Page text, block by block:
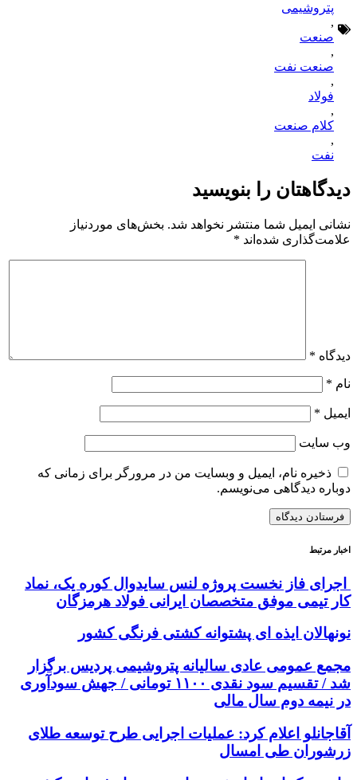
پتروشیمی
,
صنعت
,
صنعت نفت
,
فولاد
,
کلام صنعت
,
نفت
دیدگاهتان را بنویسید
نشانی ایمیل شما منتشر نخواهد شد. بخش‌های موردنیاز
علامت‌گذاری شده‌اند *
دیدگاه *
نام *
ایمیل *
وب‌ سایت
ذخیره نام، ایمیل و وبسایت من در مرورگر برای زمانی که
دوباره دیدگاهی می‌نویسم.
اخبار مرتبط
اجرای فاز نخست پروژه لنس سایدوال کوره یک، نماد
کار تیمی موفق متخصصان ایرانی فولاد هرمزگان
نونهالان ایذه ای پشتوانه کشتی فرنگی کشور
مجمع عمومی عادی سالیانه پتروشیمی پردیس برگزار
شد / تقسیم سود نقدی ۱۱۰۰ تومانی / جهش سودآوری
در نیمه دوم سال مالی
آقاجانلو اعلام کرد: عملیات اجرایی طرح توسعه طلای
زرشوران طی امسال